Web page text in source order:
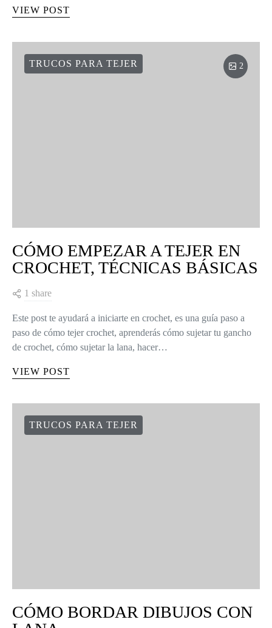
VIEW POST
TRUCOS PARA TEJER 2
CÓMO EMPEZAR A TEJER EN
CROCHET, TÉCNICAS BÁSICAS
1 share
Este post te ayudará a iniciarte en crochet, es una guía paso a
paso de cómo tejer crochet, aprenderás cómo sujetar tu gancho
de crochet, cómo sujetar la lana, hacer…
VIEW POST
TRUCOS PARA TEJER
CÓMO BORDAR DIBUJOS CON